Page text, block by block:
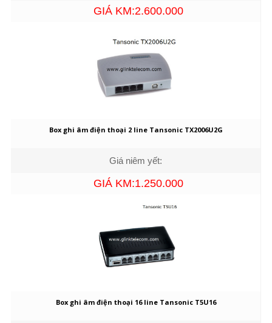
GIÁ KM:2.600.000
Box ghi âm điện thoại 2 line Tansonic TX2006U2G
Giá niêm yết:
GIÁ KM:1.250.000
Box ghi âm điện thoại 16 line Tansonic T5U16